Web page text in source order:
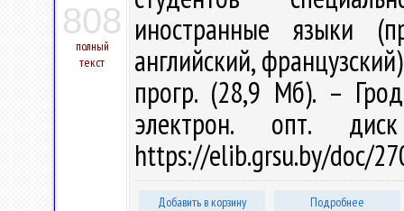
808
полный
текст
иностранные языки
английский,
прогр. (28,9 Мб). –
электрон. опт.
https://elib.grsu.by/doc/
Добавить в корзину Подробнее